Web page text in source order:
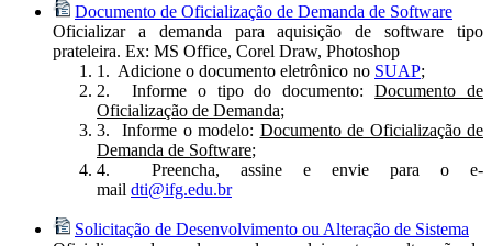
Documento de Oficialização de Demanda de Software
Oficializar a demanda para aquisição de software tipo
prateleira. Ex: MS Office, Corel Draw, Photoshop
1. Adicione o documento eletrônico no SUAP;
2. Informe o tipo do documento:Documento de
Oficialização de Demanda;
3. Informe o modelo: Documento de Oficialização de
Demanda de Software;
4. Preencha, assine e envie para o e-
mail dti@ifg.edu.br
Solicitação de Desenvolvimento ou Alteração de Sistema